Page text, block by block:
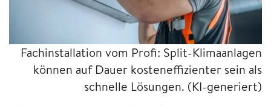
Fachinstallation vom Profi: Split-Klimaanlagen
können auf Dauer kosteneffizienter sein als
schnelle Lösungen. (KI-generiert)